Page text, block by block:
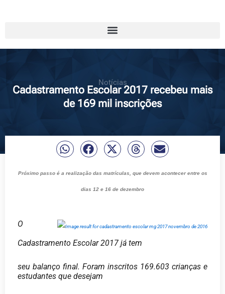
Notícias
Cadastramento Escolar 2017 recebeu mais
de 169 mil inscrições
Próximo passo é a realização das matrículas, que devem acontecer entre os
dias 12 e 16 de dezembro
O
Cadastramento Escolar 2017 já tem
seu balanço final. Foram inscritos 169.603 crianças e
estudantes que desejam